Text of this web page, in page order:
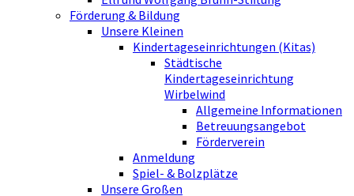
Förderung & Bildung
Unsere Kleinen
Kindertageseinrichtungen (Kitas)
Städtische
Kindertageseinrichtung
Wirbelwind
Allgemeine Informationen
Betreuungsangebot
Förderverein
Anmeldung
Spiel- & Bolzplätze
Unsere Großen